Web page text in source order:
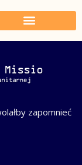
zapomnieć